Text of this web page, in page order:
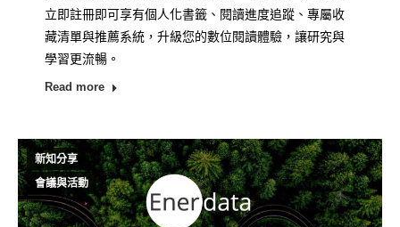
立即註冊即可享有個人化書籤、閱讀進度追蹤、專屬收
藏清單與推薦系統，升級您的數位閱讀體驗，讓研究與
學習更流暢。
Read more
新知分享
會議與活動